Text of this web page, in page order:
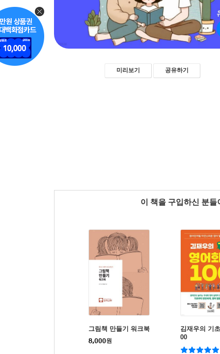
미리보기 공유하기
이 책을 구입하신 분
그림책 만들기 워크북
8,000원
김재우의 기
00